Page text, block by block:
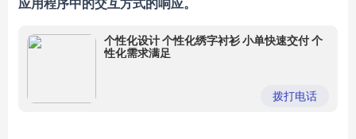
应用程序中的交互方式的响应。
个性化设计 个性化绣字衬衫 小单快速交付 个
性化需求满足
拨打电话